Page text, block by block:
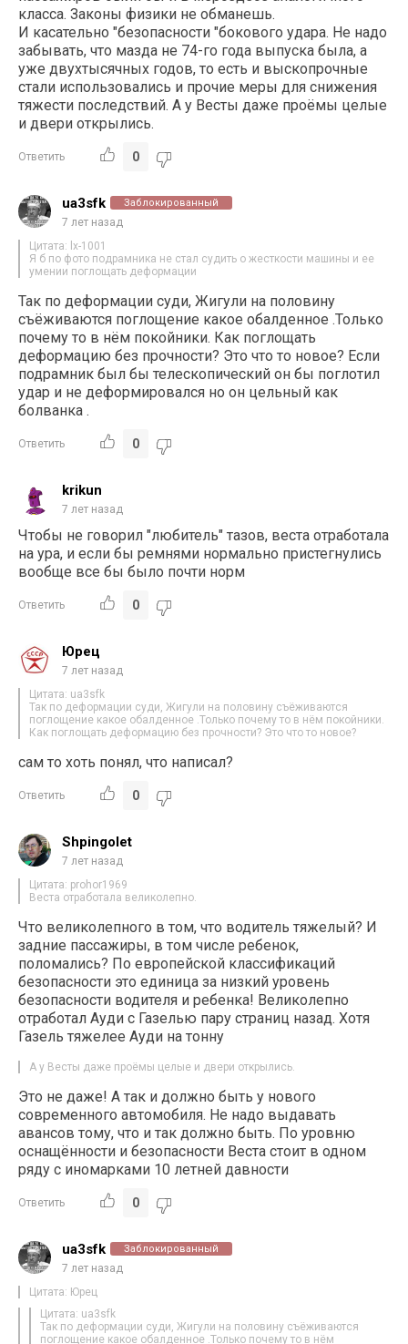
класса. Законы физики не обманешь.
И касательно "безопасности "бокового удара. Не надо
забывать, что мазда не 74-го года выпуска была, а
уже двухтысячных годов, то есть и выскопрочные
стали использовались и прочие меры для снижения
тяжести последствий. А у Весты даже проёмы целые
и двери открылись.
Ответить 0
ua3sfk Заблокированный
7 лет назад
Цитата: lx-1001
Я б по фото подрамника не стал судить о жесткости машины и ее
умении поглощать деформации
Так по деформации суди, Жигули на половину
съёживаются поглощение какое обалденное .Только
почему то в нём покойники. Как поглощать
деформацию без прочности? Это что то новое? Если
подрамник был бы телескопический он бы поглотил
удар и не деформировался но он цельный как
болванка .
Ответить 0
krikun
7 лет назад
Чтобы не говорил "любитель" тазов, веста отработала
на ура, и если бы ремнями нормально пристегнулись
вообще все бы было почти норм
Ответить 0
Юрец
7 лет назад
Цитата: ua3sfk
Так по деформации суди, Жигули на половину съёживаются
поглощение какое обалденное .Только почему то в нём покойники.
Как поглощать деформацию без прочности? Это что то новое?
сам то хоть понял, что написал?
Ответить 0
Shpingolet
7 лет назад
Цитата: prohor1969
Веста отработала великолепно.
Что великолепного в том, что водитель тяжелый? И
задние пассажиры, в том числе ребенок,
поломались? По европейской классификаций
безопасности это единица за низкий уровень
безопасности водителя и ребенка! Великолепно
отработал Ауди с Газелью пару страниц назад. Хотя
Газель тяжелее Ауди на тонну
А у Весты даже проёмы целые и двери открылись.
Это не даже! А так и должно быть у нового
современного автомобиля. Не надо выдавать
авансов тому, что и так должно быть. По уровню
оснащённости и безопасности Веста стоит в одном
ряду с иномарками 10 летней давности
Ответить 0
ua3sfk Заблокированный
7 лет назад
Цитата: Юрец
Цитата: ua3sfk
Так по деформации суди, Жигули на половину съёживаются
поглощение какое обалденное .Только почему то в нём